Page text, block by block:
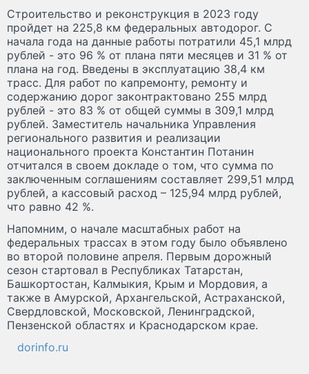
Строительство и реконструкция в 2023 году
пройдет на 225,8 км федеральных автодорог. С
начала года на данные работы потратили 45,1 млрд
рублей - это 96 % от плана пяти месяцев и 31 % от
плана на год. Введены в эксплуатацию 38,4 км
трасс. Для работ по капремонту, ремонту и
содержанию дорог законтрактовано 255 млрд
рублей - это 83 % от общей суммы в 309,1 млрд
рублей. Заместитель начальника Управления
регионального развития и реализации
национального проекта Константин Потанин
отчитался в своем докладе о том, что сумма по
заключенным соглашениям составляет 299,51 млрд
рублей, а кассовый расход – 125,94 млрд рублей,
что равно 42 %.
Напомним, о начале масштабных работ на
федеральных трассах в этом году было объявлено
во второй половине апреля. Первым дорожный
сезон стартовал в Республиках Татарстан,
Башкортостан, Калмыкия, Крым и Мордовия, а
также в Амурской, Архангельской, Астраханской,
Свердловской, Московской, Ленинградской,
Пензенской областях и Краснодарском крае.
dorinfo.ru